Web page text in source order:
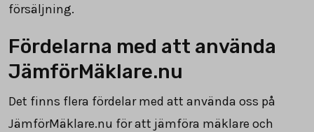
försäljning.
Fördelarna med att använda
JämförMäklare.nu
Det finns flera fördelar med att använda oss på
JämförMäklare.nu för att jämföra mäklare och